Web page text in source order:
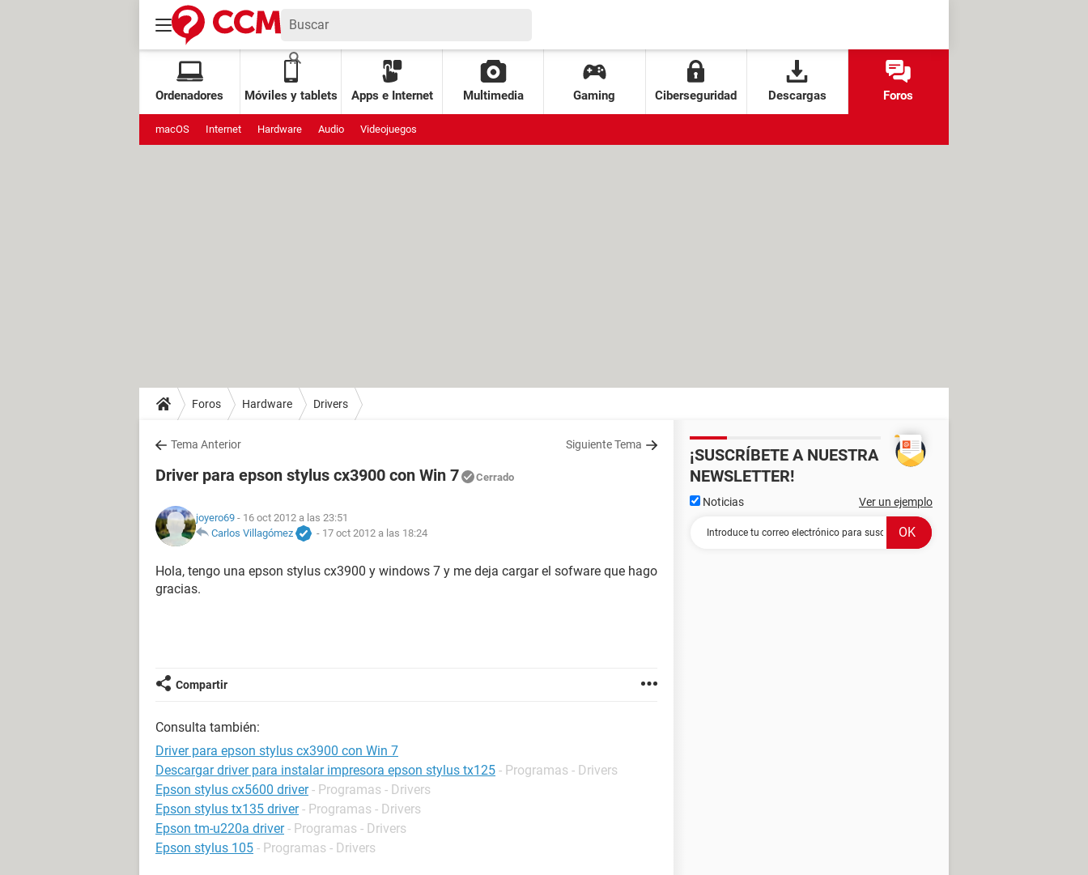
Ordenadores Móviles y tablets Apps e Internet Multimedia Gaming Ciberseguridad Descargas Foros
macOS Internet Hardware Audio Videojuegos
Foros Hardware Drivers
Tema Anterior Siguiente Tema
Driver para epson stylus cx3900 con Win 7 Cerrado
joyero69 - 16 oct 2012 a las 23:51
Carlos Villagómez
- 17 oct 2012 a las 18:24
Hola, tengo una epson stylus cx3900 y windows 7 y me deja cargar el sofware que hago
gracias.
Compartir
Consulta también:
Driver para epson stylus cx3900 con Win 7
Descargar driver para instalar impresora epson stylus tx125 - Programas - Drivers
Epson stylus cx5600 driver - Programas - Drivers
Epson stylus tx135 driver - Programas - Drivers
Epson tm-u220a driver - Programas - Drivers
Epson stylus 105 - Programas - Drivers
¡SUSCRÍBETE A NUESTRA
NEWSLETTER!
Noticias Ver un ejemplo